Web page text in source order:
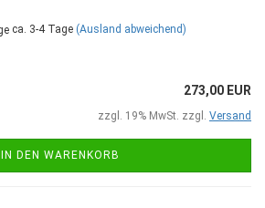
ca. 3-4 Tage (Ausland abweichend)
273,00 EUR
zzgl. 19% MwSt. zzgl. Versand
IN DEN WARENKORB